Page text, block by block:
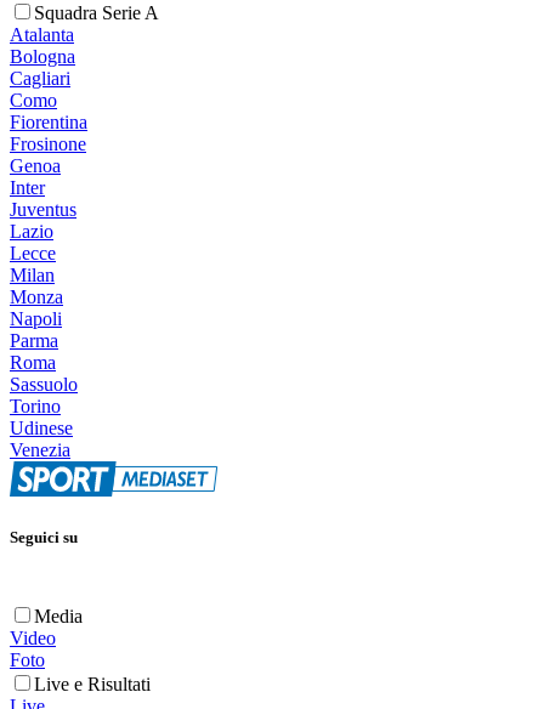
Squadra Serie A
Atalanta
Bologna
Cagliari
Como
Fiorentina
Frosinone
Genoa
Inter
Juventus
Lazio
Lecce
Milan
Monza
Napoli
Parma
Roma
Sassuolo
Torino
Udinese
Venezia
Seguici su
Media
Video
Foto
Live e Risultati